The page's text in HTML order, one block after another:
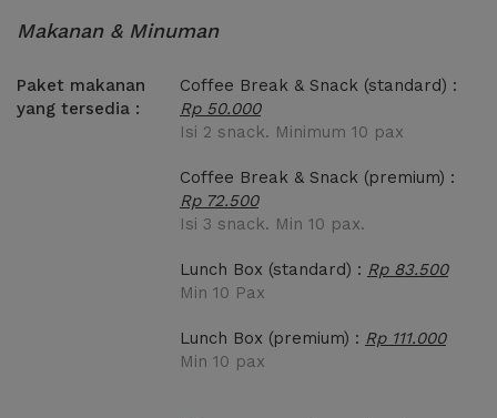
dan Sudirman Plaza.
Akses mudah dari halte
TransJakarta Setiabudi atau Karet
Akses Stasiun terdekat adalah
lanjutkan dengan Taksi
Masuk lewat lobby utama, titipkan
KTP Anda di resepsionis dan naik
lift ke lantai 56
Tunjukan email konfirmasi booking
lokasi
Makanan & Minuman
Paket makanan
yang tersedia :
Coffee Break & Snack (standard) :
Rp 50.000
Isi 2 snack. Minimum 10 pax
Coffee Break & Snack (premium) :
Rp 72.500
Isi 3 snack. Min 10 pax.
Lunch Box (standard) : Rp 83.500
Min 10 Pax
Lunch Box (premium) : Rp 111.000
Min 10 pax